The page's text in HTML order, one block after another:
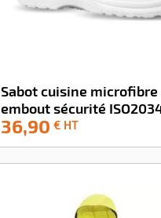
Sabot cuisine
embout sécurité
36,90 € HT
-100%